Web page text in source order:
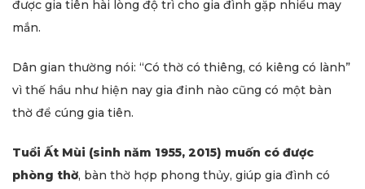
được gia tiên hài lòng độ trì cho gia đình gặp nhiều may
mắn.
Dân gian thường nói: “Có thờ có thiêng, có kiêng có lành”
vì thế hầu như hiện nay gia đinh nào cũng có một bàn
thờ để cúng gia tiên.
Tuổi Ất Mùi (sinh năm 1955, 2015) muốn có được
phòng thờ, bàn thờ hợp phong thủy, giúp gia đình có